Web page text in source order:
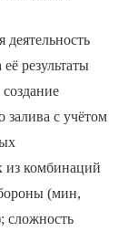
результаты
с учётом
из комбинаций
(мин,
сложность